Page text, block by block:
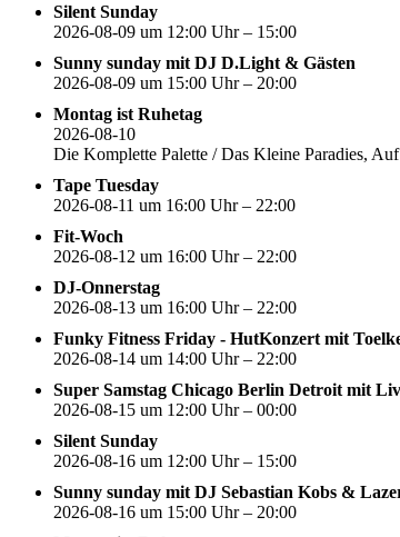
Silent Sunday
2026-08-09 um 12:00 Uhr – 15:00
Sunny sunday mit DJ D.Light & Gästen
2026-08-09 um 15:00 Uhr – 20:00
Montag ist Ruhetag
2026-08-10
Die Komplette Palette / Das Kleine Paradies,
Tape Tuesday
2026-08-11 um 16:00 Uhr – 22:00
Fit-Woch
2026-08-12 um 16:00 Uhr – 22:00
DJ-Onnerstag
2026-08-13 um 16:00 Uhr – 22:00
Funky Fitness Friday - HutKonzert mit
2026-08-14 um 14:00 Uhr – 22:00
Super Samstag Chicago Berlin Detroit mit
2026-08-15 um 12:00 Uhr – 00:00
Silent Sunday
2026-08-16 um 12:00 Uhr – 15:00
Sunny sunday mit DJ Sebastian Kobs &
2026-08-16 um 15:00 Uhr – 20:00